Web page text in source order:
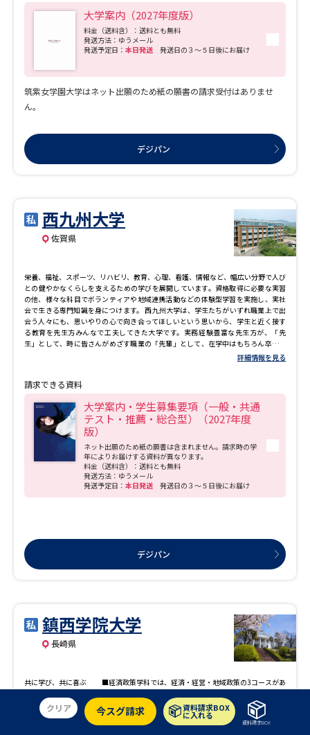
大学案内（2027年度版）
料金（送料含）：送料とも無料
発送方法：ゆうメール
発送予定日： 本日発送 発送日の３～５日後にお届け
筑紫女学園大学はネット出願のため紙の願書の請求受付はありませ
ん。
デジパン
西九州大学
佐賀県
栄養、福祉、スポーツ、リハビリ、教育、心理、看護、情報など、幅広い分野で人び
との健やかなくらしを支えるための学びを展開しています。資格取得に必要な実習
の他、様々な科目でボランティアや地域連携活動などの体験型学習を実施し、実社
会で生きる専門知識を身につけます。 西九州大学は、学生たちがいずれ職業上で出
会う人々にも、思いやりの心で向き合ってほしいという思いから、学生と近く接す
る教育を先生方みんなで工夫してきた大学です。実務経験豊富な先生方が、「先
生」として、時に皆さんがめざす職業の「先輩」として、在学中はもちろん卒業後
もサポートします。 苦手科目があっても、勉強についていけるか不安でも、大丈
詳細情報を見る
請求できる資料
大学案内・学生募集要項（一般・共通
テスト・推薦・総合型）（2027年度
版）
ネット出願のため紙の願書は含まれません。請求時の学
年によりお届けする資料が異なります。
料金（送料含）：送料とも無料
発送方法：ゆうメール
発送予定日： 本日発送 発送日の３～５日後にお届け
デジパン
鎮西学院大学
長崎県
共に学び、共に喜ぶ ■経済政策学科では、経済・経営・地域政策の3コースがあ
ります。専門的な知識の習得はもちろん、国内外でのインターンシップや留学、観
光、地域活性化の現場を数多く体験することで、問題解決能力やコミュニケーショ
ン能力などを身に付け、実社会で即戦力として活躍できる人材を育成します。 ■社
会福祉学科では、希望する将来の進路に応じて、医療福祉・社会福祉・精神保健福
クリア 今スグ請求 資料請求BOX
に入れる
資料請求BOX